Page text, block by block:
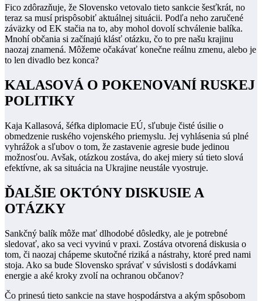
Fico zdôrazňuje, že Slovensko vetovalo tieto sankcie šesťkrát, no
teraz sa musí prispôsobiť aktuálnej situácii. Podľa neho zaručené
záväzky od EK stačia na to, aby mohol dovolí schválenie balíka.
Mnohí občania si začínajú klásť otázku, čo to pre našu krajinu
naozaj znamená. Môžeme očakávať konečne reálnu zmenu, alebo je
to len divadlo bez konca?
KALASOVÁ O POKENOVANÍ RUSKEJ
POLITIKY
Kaja Kallasová, šéfka diplomacie EÚ, sľubuje čisté úsilie o
obmedzenie ruského vojenského priemyslu. Jej vyhlásenia sú plné
vyhrážok a sľubov o tom, že zastavenie agresie bude jedinou
možnosťou. Avšak, otázkou zostáva, do akej miery sú tieto slová
efektívne, ak sa situácia na Ukrajine neustále vyostruje.
ĎALŠIE OKTÓNY DISKUSIE A
OTÁZKY
Sankčný balík môže mať dlhodobé dôsledky, ale je potrebné
sledovať, ako sa veci vyvinú v praxi. Zostáva otvorená diskusia o
tom, či naozaj chápeme skutočné riziká a nástrahy, ktoré pred nami
stoja. Ako sa bude Slovensko správať v súvislosti s dodávkami
energie a aké kroky zvolí na ochranou občanov?
Čo prinesú tieto sankcie na stave hospodárstva a akým spôsobom